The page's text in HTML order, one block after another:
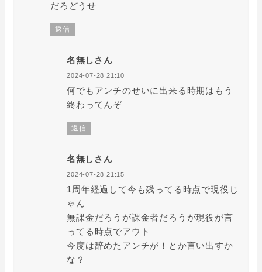
だろどうせ
返信
名無しさん
2024-07-28 21:10
何でもアンチのせいに出来る時期はもう
終わってんぞ
返信
名無しさん
2024-07-28 21:15
1周年経過して今も残ってる時点で現役じ
ゃん
無課金だろうが課金者だろうが現役が言
ってる時点でアウト
今度は辞めたアンチが！とか言い出すか
な？